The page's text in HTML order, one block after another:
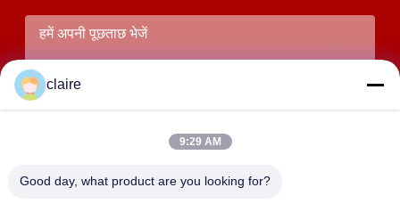
claire
9:29 AM
Good day, what product are you looking for?